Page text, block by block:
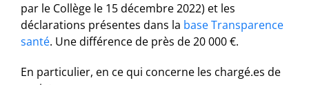
par le Collège le 15 décembre 2022) et les
déclarations présentes dans la base Transparence
santé. Une différence de près de 20 000 €.
En particulier, en ce qui concerne les chargé.es de